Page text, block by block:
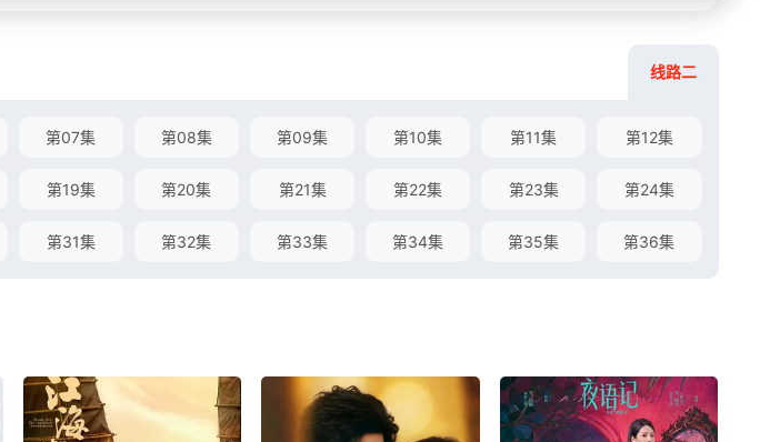
线路二
第07集 第08集 第09集 第10集 第11集 第12集
第19集 第20集 第21集 第22集 第23集 第24集
第31集 第32集 第33集 第34集 第35集 第36集